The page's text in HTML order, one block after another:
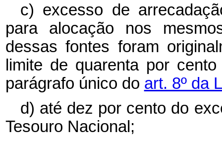
c) excesso de
para alocação nos
dessas fontes foram
limite de quarenta por
parágrafo único do art. 8º da
d) até dez por cento do
Tesouro Nacional;